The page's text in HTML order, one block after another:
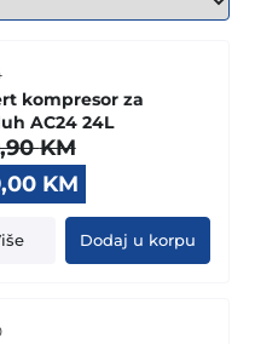
kompresor za
AC24 24L
KM
KM.
KM
price
is:
179,00 KM.
Dodaj u korpu